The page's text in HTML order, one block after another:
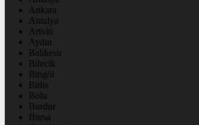
Ankara
Antalya
Artvin
Aydın
Balıkesir
Bilecik
Bingöl
Bitlis
Bolu
Burdur
Bursa